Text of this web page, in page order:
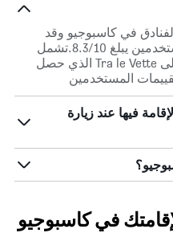
في كاسبوجيو وقد
حصل على تصنيف لـ 113 من المستخدمين يبلغ 8.3/10.تشمل
المواقع الأخرى ذات التصنيف الأعلى Tra le Vette الذي حصل
فيها عند زيارة
في كاسبوجيو